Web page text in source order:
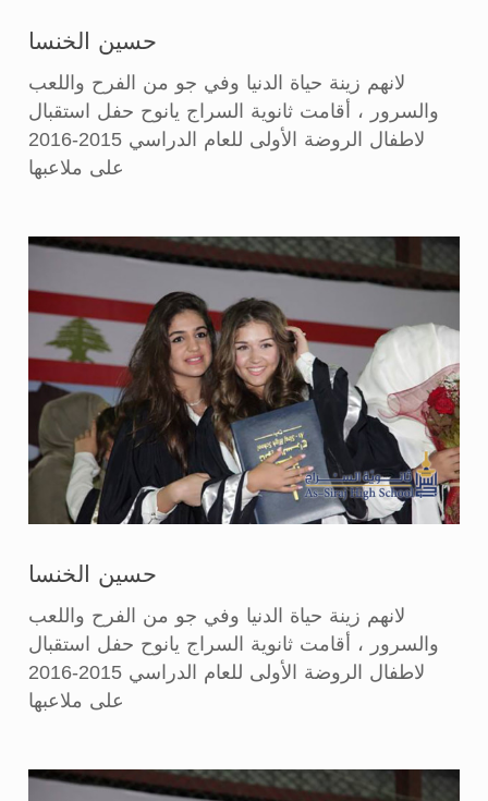
حسين الخنسا
لانهم زينة حياة الدنيا وفي جو من الفرح واللعب
والسرور ، أقامت ثانوية السراج يانوح حفل استقبال
لاطفال الروضة الأولى للعام الدراسي 2015-2016
على ملاعبها
حسين الخنسا
لانهم زينة حياة الدنيا وفي جو من الفرح واللعب
والسرور ، أقامت ثانوية السراج يانوح حفل استقبال
لاطفال الروضة الأولى للعام الدراسي 2015-2016
على ملاعبها